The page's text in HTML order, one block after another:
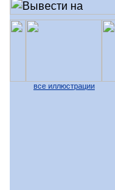
все иллюстрации